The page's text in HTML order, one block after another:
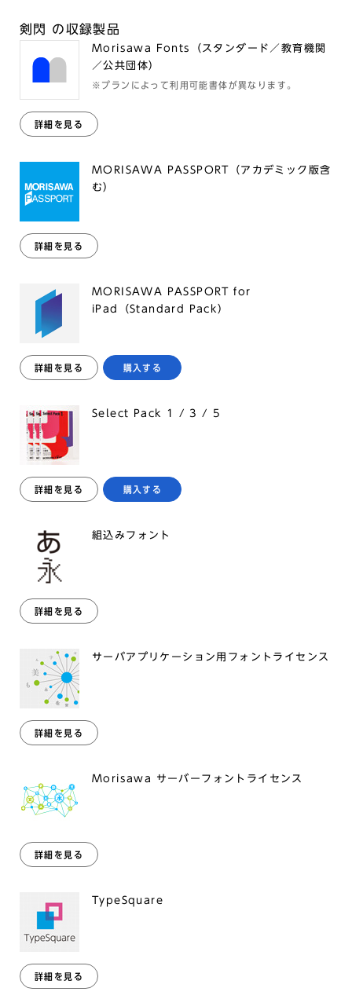
剣閃 の収録製品
Morisawa Fonts（スタンダード／教育機関
／公共団体）
※プランによって利用可能書体が異なります。
詳細を見る
MORISAWA PASSPORT（アカデミック版含
む）
詳細を見る
MORISAWA PASSPORT for
iPad（Standard Pack）
詳細を見る 購入する
Select Pack 1 / 3 / 5
詳細を見る 購入する
組込みフォント
詳細を見る
サーバアプリケーション用フォントライセンス
詳細を見る
Morisawa サーバーフォントライセンス
詳細を見る
TypeSquare
詳細を見る